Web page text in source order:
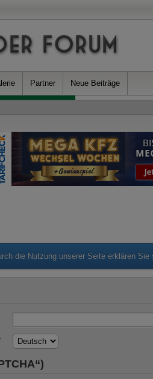
Partner Neue Beiträge
die Nutzung unserer Seite erklären